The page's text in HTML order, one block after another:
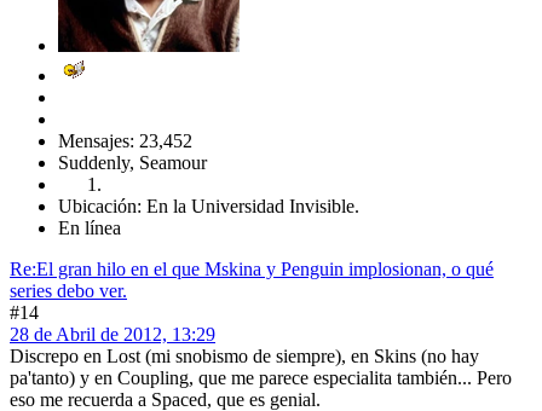
Mensajes: 23,452
Suddenly, Seamour
Ubicación: En la Universidad Invisible.
En línea
Re:El gran hilo en el que Mskina y Penguin implosionan, o qué
series debo ver.
#14
28 de Abril de 2012, 13:29
Discrepo en Lost (mi snobismo de siempre), en Skins (no hay
pa'tanto) y en Coupling, que me parece especialita también... Pero
eso me recuerda a Spaced, que es genial.